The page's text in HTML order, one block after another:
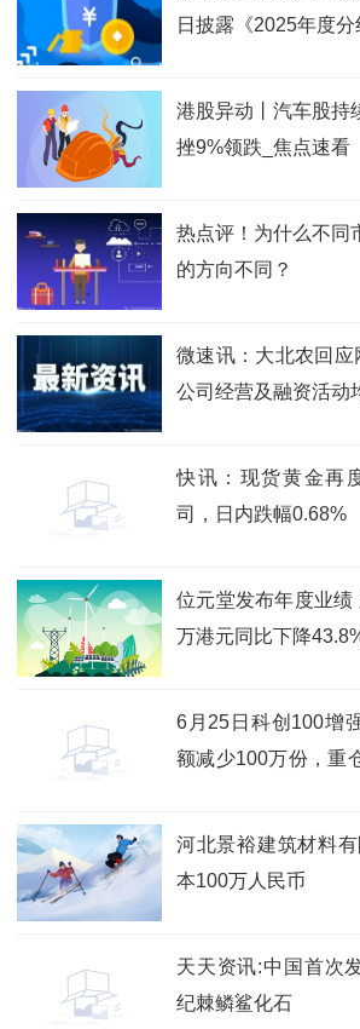
日披露《2025年度分
港股异动丨汽车股持
挫9%领跌_焦点速看
热点评！为什么不同
的方向不同？
微速讯：大北农回应
公司经营及融资活动
快讯：现货黄金再
司，日内跌幅0.68%
位元堂发布年度业绩
万港元同比下降
6月25日科创100增
额减少100万份，重
河北景裕建筑材料
本100万人民币
天天资讯:中国首次
纪棘鳞鲨化石